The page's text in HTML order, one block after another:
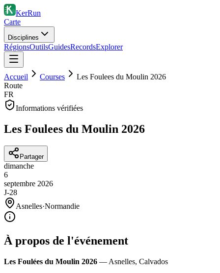
KerRun
Carte
Disciplines
RégionsOutilsGuidesRecordsExplorer
Accueil Courses
Les Foulees du Moulin 2026
Route
FR
Informations vérifiées
Les Foulees du Moulin 2026
Partager
dimanche
6
septembre 2026
J-28
Asnelles·Normandie
À propos de l'événement
Les Foulées du Moulin 2026 — Asnelles, Calvados